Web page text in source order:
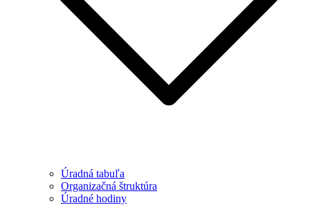
Úradná tabuľa
Organizačná štruktúra
Úradné hodiny